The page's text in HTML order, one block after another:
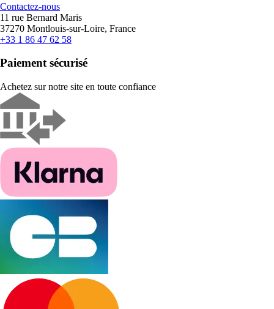
Contactez-nous
11 rue Bernard Maris
37270 Montlouis-sur-Loire, France
+33 1 86 47 62 58
Paiement sécurisé
Achetez sur notre site en toute confiance